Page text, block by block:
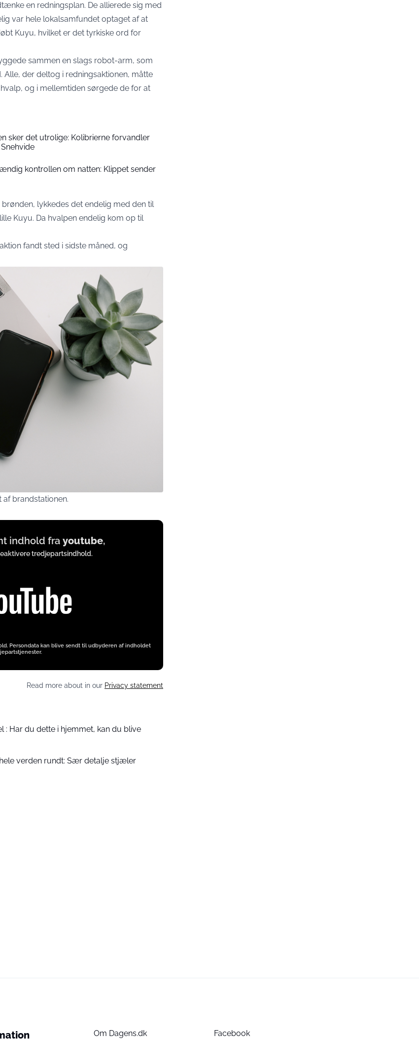
en redningsplan. De allierede sig med
var hele lokalsamfundet optaget af at
Kuyu, hvilket er det tyrkiske ord for
sammen en slags robot-arm, som
Alle, der deltog i redningsaktionen, måtte
og i mellemtiden sørgede de for at
sker det utrolige: Kolibrierne forvandler
kontrollen om natten: Klippet sender
lykkedes det endelig med den til
Kuyu. Da hvalpen endelig kom op til
fandt sted i sidste måned, og
brandstationen.
indhold fra youtube,
tredjepartsindhold.
Persondata kan blive sendt til udbyderen af indholdet
Read more about in our Privacy statement
: Har du dette i hjemmet, kan du blive
verden rundt: Sær detalje stjæler
Om Dagens.dk Facebook